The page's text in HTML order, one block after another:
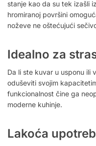
stanje kao da su tek izašli
hromiranoj površini
noževe ne oštećujući
Idealno za
Da li ste kuvar u usponu ili
oduševiti svojim
funkcionalnost čine ga
moderne kuhinje.
Lakoća